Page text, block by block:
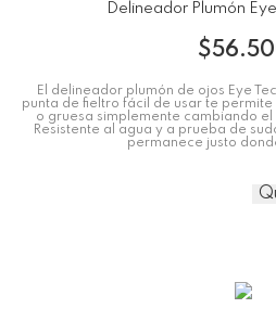
Delineador Plumón
$
El delineador plumón de ojos Eye
punta de fieltro fácil de usar te
o gruesa simplemente cambiando
Resistente al agua y a prueba de
permanece justo